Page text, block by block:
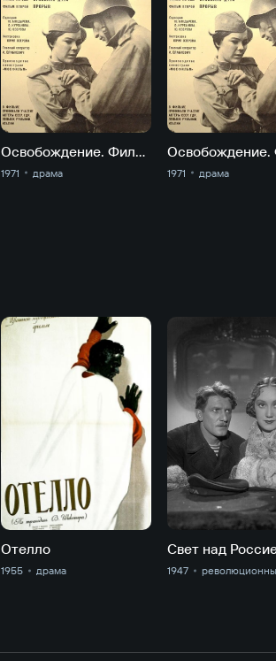
Освобождение. Фильм 4-й. Битва за Берлин
1971 драма 1971 драма
Отелло
1955 драма
Свет над
1947